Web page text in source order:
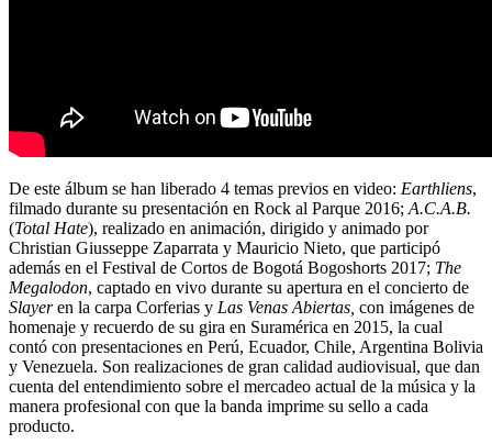
De este álbum se han liberado 4 temas previos en video: Earthliens,
filmado durante su presentación en Rock al Parque 2016;A.C.A.B.
(Total Hate), realizado en animación, dirigido y animado por
Christian Giusseppe Zaparrata y Mauricio Nieto, que participó
además en el Festival de Cortos de Bogotá Bogoshorts 2017; The
Megalodon, captado en vivo durante su apertura en el concierto de
Slayeren la carpa Corferias y Las Venas Abiertas, con imágenes de
homenaje y recuerdo de su gira en Suramérica en 2015, la cual
contó con presentaciones en Perú, Ecuador, Chile, Argentina Bolivia
y Venezuela. Son realizaciones de gran calidad audiovisual, que dan
cuenta del entendimiento sobre el mercadeo actual de la música y la
manera profesional con que la banda imprime su sello a cada
producto.